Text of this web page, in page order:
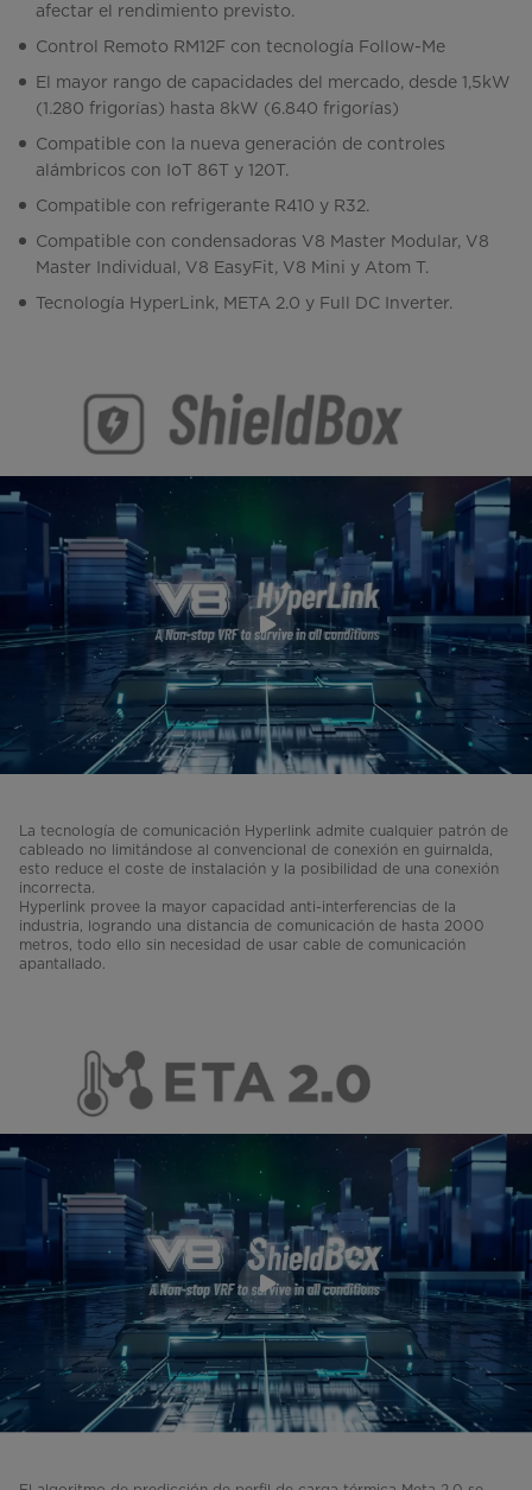
afectar el rendimiento previsto.
Control Remoto RM12F con tecnología Follow-Me
El mayor rango de capacidades del mercado, desde 1,5kW
(1.280 frigorías) hasta 8kW (6.840 frigorías)
Compatible con la nueva generación de controles
alámbricos con IoT 86T y 120T.
Compatible con refrigerante R410 y R32.
Compatible con condensadoras V8 Master Modular, V8
Master Individual, V8 EasyFit, V8 Mini y Atom T.
Tecnología HyperLink, META 2.0 y Full DC Inverter.
La tecnología de comunicación Hyperlink admite cualquier patrón de
cableado no limitándose al convencional de conexión en guirnalda,
esto reduce el coste de instalación y la posibilidad de una conexión
incorrecta.
Hyperlink provee la mayor capacidad anti-interferencias de la
industria, logrando una distancia de comunicación de hasta 2000
metros, todo ello sin necesidad de usar cable de comunicación
apantallado.